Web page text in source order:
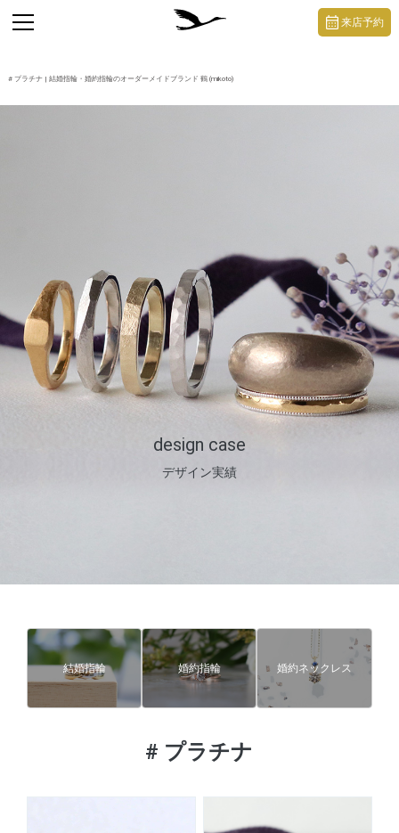
# プラチナ| 結婚指輪・婚約指輪のオーダーメイドブランド 鶴 (mikoto)
design case
デザイン実績
toggle
navigation
来店予約
結婚指輪 婚約指輪 婚約ネックレス
# プラチナ